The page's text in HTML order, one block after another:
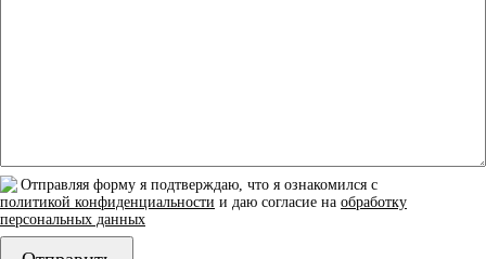
Отправляя форму я подтверждаю, что я ознакомился с
политикой конфиденциальности и даю согласие на обработку
персональных данных